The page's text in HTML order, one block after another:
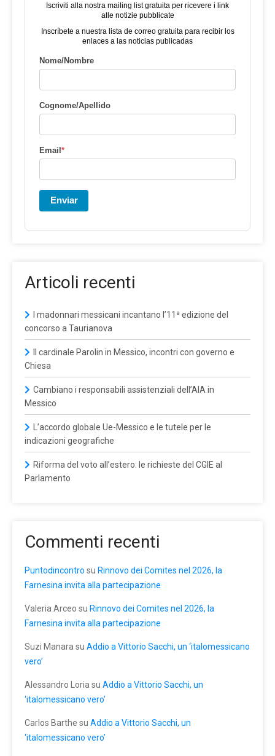
Iscriviti alla nostra mailing list gratuita per ricevere i link
alle notizie pubblicate
Inscríbete a nuestra lista de correo gratuita para recibir los
enlaces a las noticias publicadas
Nome/Nombre
Cognome/Apellido
Email *
Enviar
Articoli recenti
I madonnari messicani incantano l’11ª edizione del
concorso a Taurianova
Il cardinale Parolin in Messico, incontri con governo e
Chiesa
Cambiano i responsabili assistenziali dell’AIA in
Messico
L’accordo globale Ue-Messico e le tutele per le
indicazioni geografiche
Riforma del voto all’estero: le richieste del CGIE al
Parlamento
Commenti recenti
Puntodincontro su Rinnovo dei Comites nel 2026, la
Farnesina invita alla partecipazione
Valeria Arceo su Rinnovo dei Comites nel 2026, la
Farnesina invita alla partecipazione
Suzi Manarasu Addio a Vittorio Sacchi, un ‘italomessicano
vero’
Alessandro Loriasu Addio a Vittorio Sacchi, un
‘italomessicano vero’
Carlos Barthe su Addio a Vittorio Sacchi, un
‘italomessicano vero’